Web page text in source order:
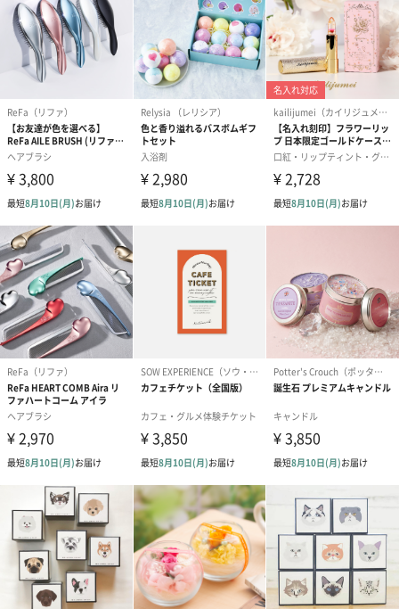
（2,390円）
（1,760円）
ル）（1,760円
紅茶・コーヒー・スイーツ
紅茶・コーヒー・スイーツを同梱してお届けいたします。ギフト
への＋αにおすすめです。
アールグレイ（HAPPY
BIRTHDAY TO YOU）
（660円）
アールグレイティー
（660円）
フルーツティ
円）
スイーツ
スイーツを同梱してお届けいたします。ギフトへの＋αにおすすめ
です。